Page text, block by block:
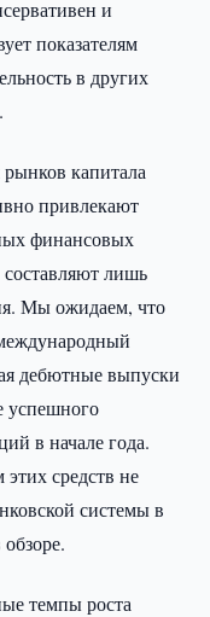
и
показателям
в других
капитала
привлекают
финансовых
лишь
Мы ожидаем, что
дебютные выпуски
успешного
в начале года.
средств не
системы в
темпы роста